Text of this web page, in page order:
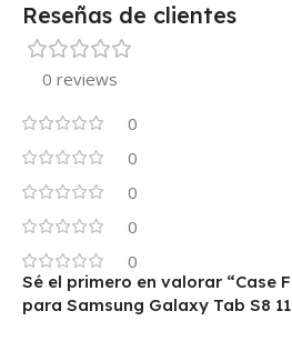
Reseñas de clientes
0 reviews
0
0
0
0
0
Sé el primero en valorar “Case
para Samsung Galaxy Tab S8